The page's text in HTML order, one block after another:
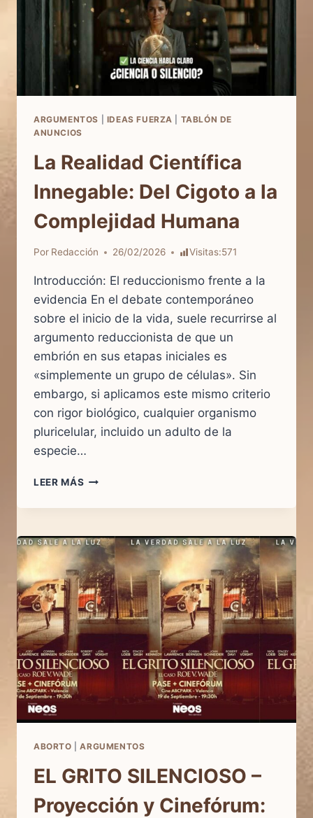
ARGUMENTOS IDEAS FUERZA
TABLÓN DE
ANUNCIOS
La Realidad Científica
Innegable: Del Cigoto a la
Complejidad Humana
Por Redacción 26/02/2026 Visitas:571
Introducción: El reduccionismo frente a la
evidencia En el debate contemporáneo
sobre el inicio de la vida, suele recurrirse al
argumento reduccionista de que un
embrión en sus etapas iniciales es
«simplemente un grupo de células». Sin
embargo, si aplicamos este mismo criterio
con rigor biológico, cualquier organismo
pluricelular, incluido un adulto de la
especie…
LEER MÁS LA
CIENTÍFICA
DEL
CIGOTO
A
LA
COMPLEJIDAD
HUMANA
ABORTO |ARGUMENTOS
EL GRITO SILENCIOSO –
Proyección y Cinefórum: